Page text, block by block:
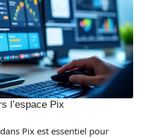
l’espace Pix
Pix est essentiel pour